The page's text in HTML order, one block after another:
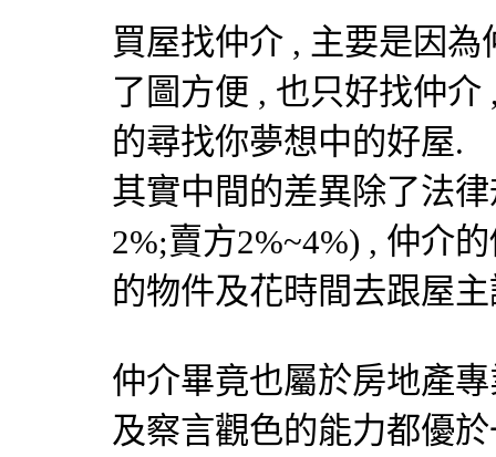
買屋找仲介 , 主要是因
了圖方便 , 也只好找仲
的尋找你夢想中的好屋.
其實中間的差異除了法
2%;賣方2%~4%) , 仲介
的物件及花時間去跟屋
仲介畢竟也屬於房地產
及察言觀色的能力都優